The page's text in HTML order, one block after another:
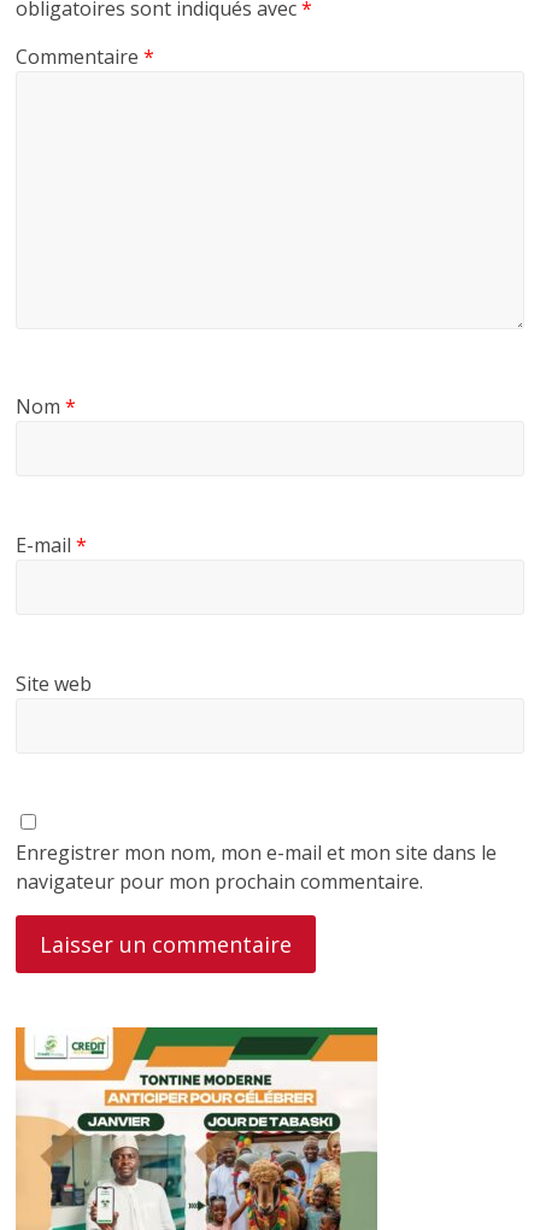
obligatoires sont indiqués avec*
Commentaire*
Nom*
E-mail*
Site web
Enregistrer mon nom, mon e-mail et mon site dans le
navigateur pour mon prochain commentaire.